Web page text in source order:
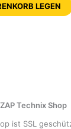
LEGEN
Technix Shop
ist SSL